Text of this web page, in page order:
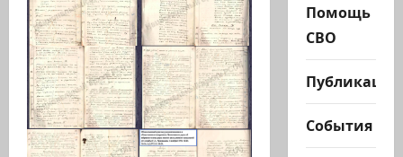
Помощь
СВО
Публикации
События